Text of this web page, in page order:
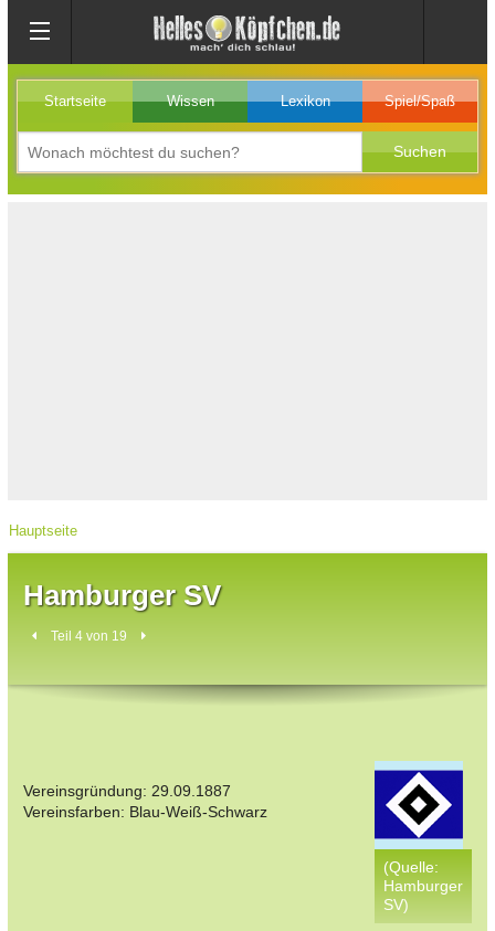
Startseite Wissen Lexikon Spiel/Spaß
Hauptseite
Hamburger SV
Teil 4 von 19
(Quelle:
Hamburger
SV)
Vereinsgründung: 29.09.1887
Vereinsfarben: Blau-Weiß-Schwarz